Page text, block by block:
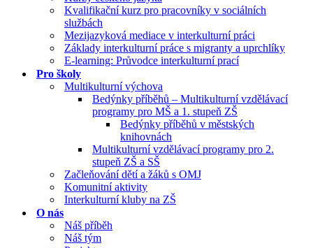
Kvalifikační kurz pro pracovníky v sociálních
službách
Mezijazyková mediace v interkulturní práci
Základy interkulturní práce s migranty a uprchlíky
E-learning: Průvodce interkulturní prací
Pro školy
Multikulturní výchova
Bedýnky příběhů – Multikulturní vzdělávací
programy pro MŠ a 1. stupeň ZŠ
Bedýnky příběhů v městských
knihovnách
Multikulturní vzdělávací programy pro 2.
stupeň ZŠ a SŠ
Začleňování dětí a žáků s OMJ
Komunitní aktivity
Interkulturní kluby na ZŠ
O nás
Náš příběh
Náš tým